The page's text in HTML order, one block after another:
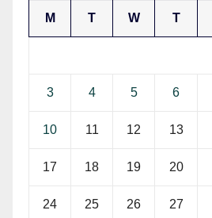
M T W T
3 4 5 6
10 11 12 13
17 18 19 20
24 25 26 27